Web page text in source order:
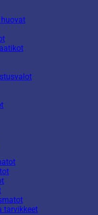
tarvikkeet